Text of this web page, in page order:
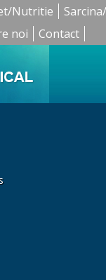
Nutritie
noi Contact